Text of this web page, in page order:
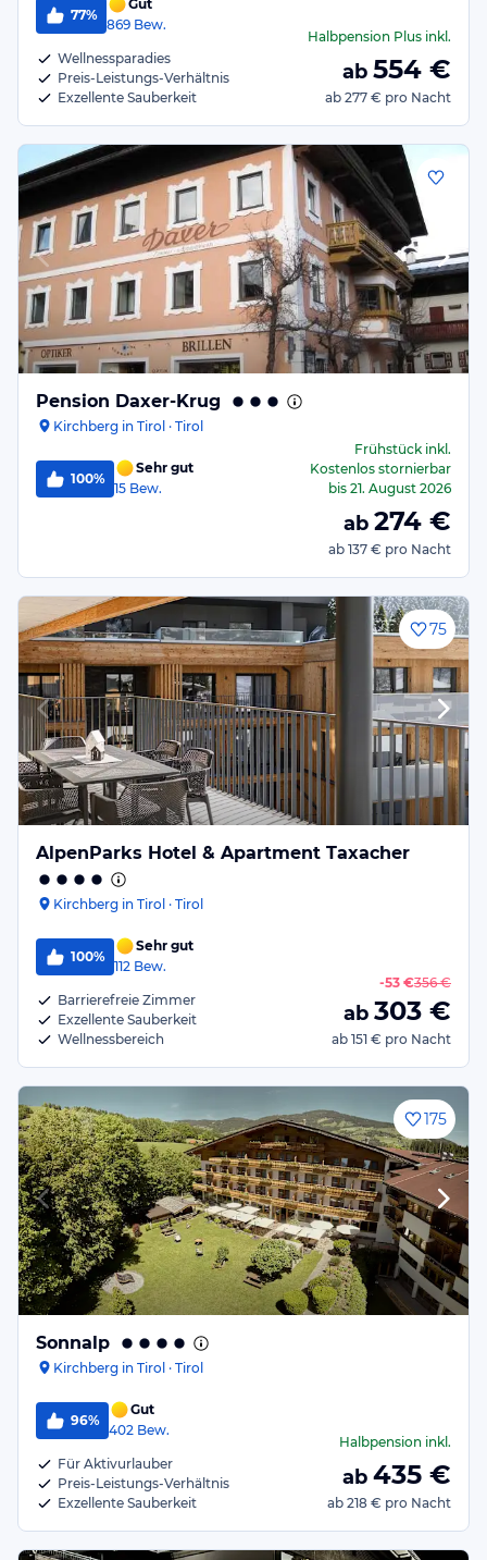
77%
Gut
869 Bew.
Wellnessparadies
Preis-Leistungs-Verhältnis
Exzellente Sauberkeit
Halbpension Plus inkl.
ab 554 €
ab 277 € pro Nacht
Pension Daxer-Krug
Kirchberg in Tirol · Tirol
100%
Sehr gut
15 Bew.
Frühstückinkl.
Kostenlos stornierbar
bis 21. August 2026
ab 274 €
ab 137 € pro Nacht
75
AlpenParks Hotel & Apartment Taxacher
Kirchberg in Tirol · Tirol
100%
Sehr gut
112 Bew.
Barrierefreie Zimmer
Exzellente Sauberkeit
Wellnessbereich
-53 €356 €
ab 303 €
ab 151 € pro Nacht
175
Sonnalp
Kirchberg in Tirol · Tirol
96%
Gut
402 Bew.
Für Aktivurlauber
Preis-Leistungs-Verhältnis
Exzellente Sauberkeit
Halbpension inkl.
ab 435 €
ab 218 € pro Nacht